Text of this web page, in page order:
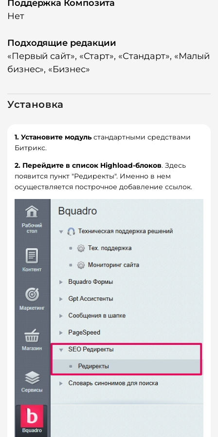
2.Массовая загрузка. В обновленной версии модуля
добавлена возможность массовой загрузки списка
модуля.
Поддержка Композита
Нет
Подходящие редакции
«Первый сайт», «Старт», «Стандарт», «Малый
бизнес», «Бизнес»
Установка
1. Установите модульстандартными средствами
Битрикс.
2. Перейдите в список Highload-блоков. Здесь
появится пункт "Редиректы". Именно в нем
осуществляется построчное добавление ссылок.